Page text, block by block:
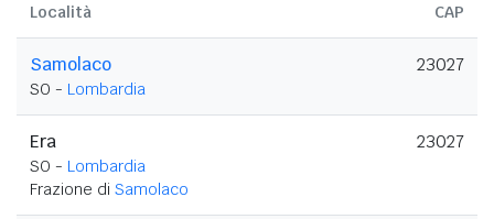
Località CAP
Samolaco
SO - Lombardia
23027
Era
SO - Lombardia
Frazione di Samolaco
23027